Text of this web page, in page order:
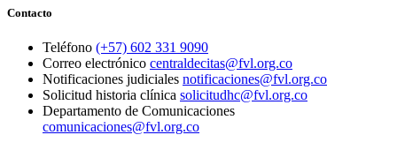
Contacto
Teléfono (+57) 602 331 9090
Correo electrónico centraldecitas@fvl.org.co
Notificaciones judiciales notificaciones@fvl.org.co
Solicitud historia clínica solicitudhc@fvl.org.co
Departamento de Comunicaciones
comunicaciones@fvl.org.co